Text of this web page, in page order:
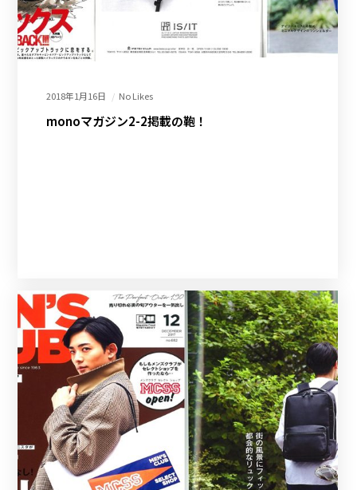
2018年1月16日 No Likes
monoマガジン2-2掲載の鞄！